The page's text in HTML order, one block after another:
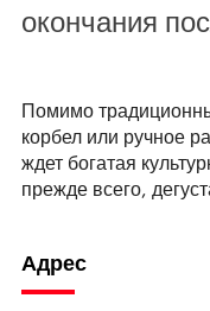
окончания
Помимо
корбел или ручное
ждет богатая
прежде всего,
Адрес